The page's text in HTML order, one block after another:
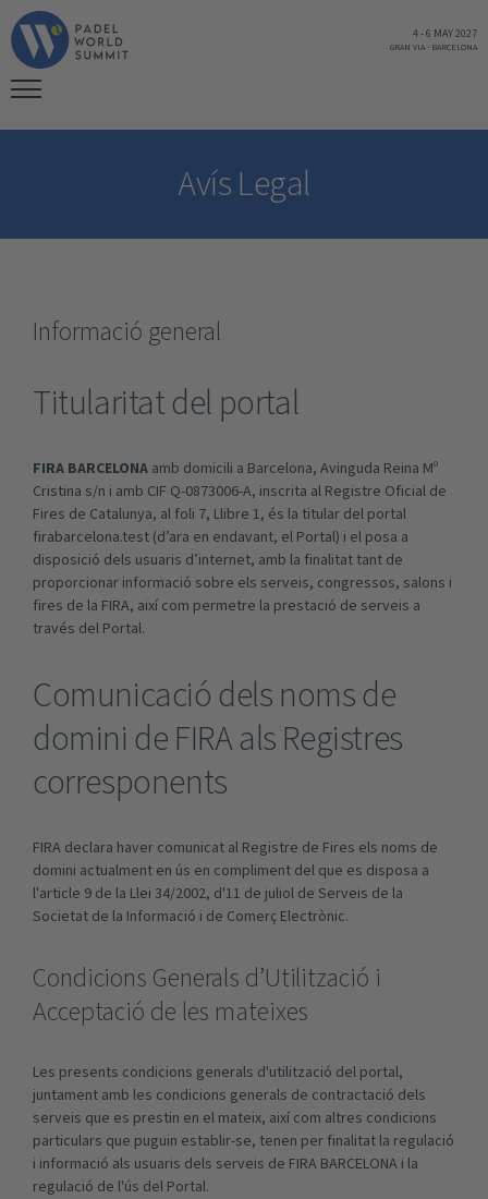
4-6 MAY 2027
GRAN VIA- BARCELONA
Avís Legal
Informació general
Titularitat del portal
FIRA BARCELONA amb domicili a Barcelona, Avinguda Reina Mº
Cristina s/n i amb CIF Q-0873006-A, inscrita al Registre Oficial de
Fires de Catalunya, al foli 7, Llibre 1, és la titular del portal
firabarcelona.test (d’ara en endavant, el Portal) i el posa a
disposició dels usuaris d’internet, amb la finalitat tant de
proporcionar informació sobre els serveis, congressos, salons i
fires de la FIRA, així com permetre la prestació de serveis a
través del Portal.
Comunicació dels noms de
domini de FIRA als Registres
corresponents
FIRA declara haver comunicat al Registre de Fires els noms de
domini actualment en ús en compliment del que es disposa a
l'article 9 de la Llei 34/2002, d'11 de juliol de Serveis de la
Societat de la Informació i de Comerç Electrònic.
Condicions Generals d’Utilització i
Acceptació de les mateixes
Les presents condicions generals d'utilització del portal,
juntament amb les condicions generals de contractació dels
serveis que es prestin en el mateix, així com altres condicions
particulars que puguin establir-se, tenen per finalitat la regulació
i informació als usuaris dels serveis de FIRA BARCELONA i la
regulació de l'ús del Portal.